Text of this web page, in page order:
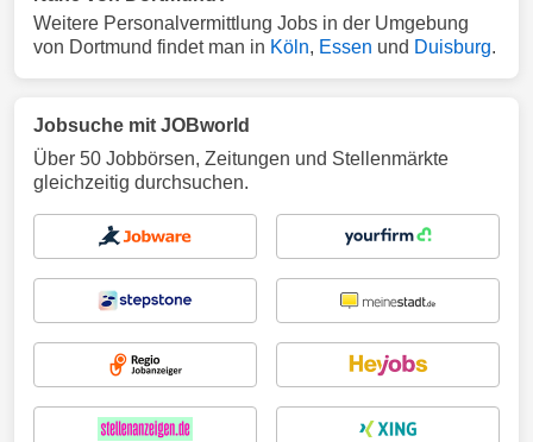
Weitere Personalvermittlung Jobs in der Umgebung
von Dortmund findet man in Köln, Essen und Duisburg.
Jobsuche mit JOBworld
Über 50 Jobbörsen, Zeitungen und Stellenmärkte
gleichzeitig durchsuchen.